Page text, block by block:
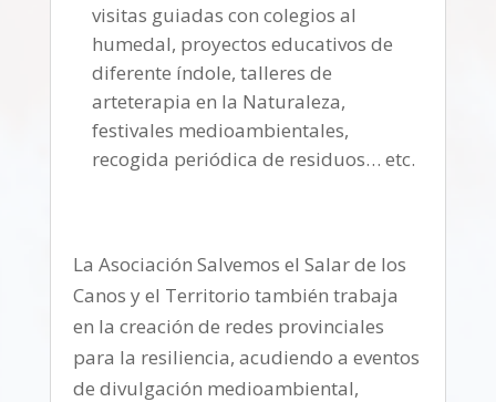
visitas guiadas con colegios al
humedal, proyectos educativos de
diferente índole, talleres de
arteterapia en la Naturaleza,
festivales medioambientales,
recogida periódica de residuos… etc.
La Asociación Salvemos el Salar de los
Canos y el Territorio también trabaja
en la creación de redes provinciales
para la resiliencia, acudiendo a eventos
de divulgación medioambiental,